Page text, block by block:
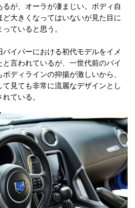
が、オーラが凄まじい。ボディ自
大きくなってはいないが見た目に
ていると思う。
イパーにおける初代モデルをイメ
言われているが、一世代前のバイ
ディラインの抑揚が激しいから、
見ても非常に流麗なデザインとし
ている。